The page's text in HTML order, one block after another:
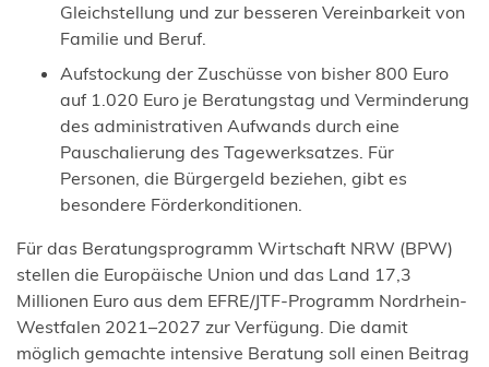
Gleichstellung und zur besseren Vereinbarkeit von
Familie und Beruf.
Aufstockung der Zuschüsse von bisher 800 Euro
auf 1.020 Euro je Beratungstag und Verminderung
des administrativen Aufwands durch eine
Pauschalierung des Tagewerksatzes. Für
Personen, die Bürgergeld beziehen, gibt es
besondere Förderkonditionen.
Für das Beratungsprogramm Wirtschaft NRW (BPW)
stellen die Europäische Union und das Land 17,3
Millionen Euro aus dem EFRE/JTF-Programm Nordrhein-
Westfalen 2021–2027 zur Verfügung. Die damit
möglich gemachte intensive Beratung soll einen Beitrag